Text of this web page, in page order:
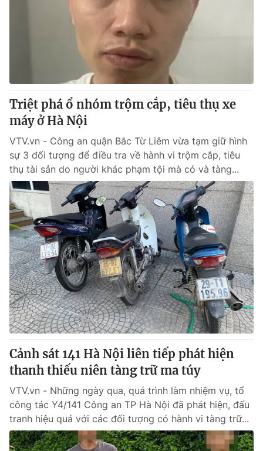
Triệt phá ổ nhóm trộm cắp, tiêu thụ xe
máy ở Hà Nội
VTV.vn - Công an quận Bắc Từ Liêm vừa tạm giữ hình
sự 3 đối tượng để điều tra về hành vi trộm cắp, tiêu
thụ tài sản do người khác phạm tội mà có và tàng...
Cảnh sát 141 Hà Nội liên tiếp phát hiện
thanh thiếu niên tàng trữ ma túy
VTV.vn - Những ngày qua, quá trình làm nhiệm vụ, tổ
công tác Y4/141 Công an TP Hà Nội đã phát hiện, đấu
tranh hiệu quả với các đối tượng có hành vi tàng trữ...